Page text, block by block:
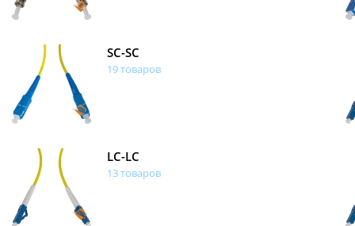
SC-SC
19 товаров
LC-LC
13 товаров